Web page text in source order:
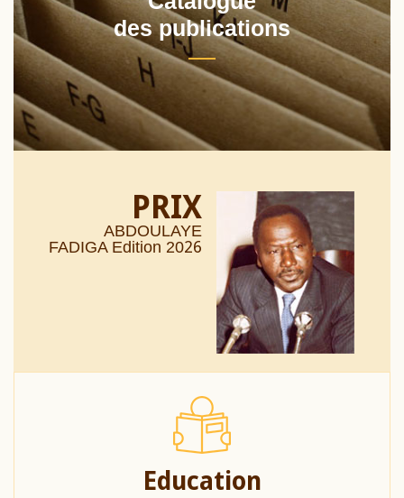
des publications
PRIX
ABDOULAYE
FADIGA Edition 2026
Education